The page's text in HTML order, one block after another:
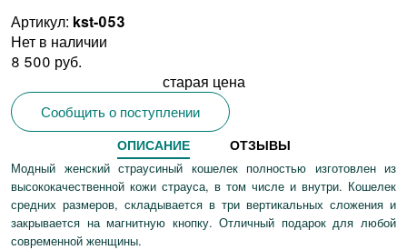
Артикул: kst-053
Нет в наличии
8 500 руб.
старая цена
Сообщить о поступлении
ОПИСАНИЕ ОТЗЫВЫ
Модный женский страусиный кошелек полностью изготовлен из
высококачественной кожи страуса, в том числе и внутри. Кошелек
средних размеров, складывается в три вертикальных сложения и
закрывается на магнитную кнопку. Отличный подарок для любой
современной женщины.